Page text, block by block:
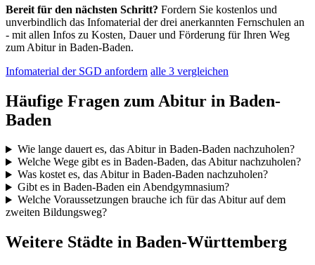
Bereit für den nächsten Schritt? Fordern Sie kostenlos und
unverbindlich das Infomaterial der drei anerkannten Fernschulen an
- mit allen Infos zu Kosten, Dauer und Förderung für Ihren Weg
zum Abitur in Baden-Baden.
Infomaterial der SGD anfordern alle 3 vergleichen
Häufige Fragen zum Abitur in Baden-
Baden
Wie lange dauert es, das Abitur in Baden-Baden nachzuholen?
Welche Wege gibt es in Baden-Baden, das Abitur nachzuholen?
Was kostet es, das Abitur in Baden-Baden nachzuholen?
Gibt es in Baden-Baden ein Abendgymnasium?
Welche Voraussetzungen brauche ich für das Abitur auf dem
zweiten Bildungsweg?
Weitere Städte in Baden-Württemberg